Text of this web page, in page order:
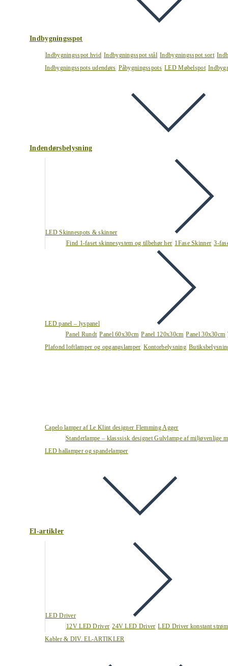
Indbygningsspot
Indbygningsspot hvid Indbygningsspot stål Indbygningsspot sort
Indbygningsspots udendørs Påbygningsspots LED Møbelspot
Indendørsbelysning
LED Skinnespots & skinner
Find 1-faset skinnesystem og tilbehør her 1Fase Skinner 3-
LED panel – lyspanel
Panel Rundt Panel 60x30cm Panel 120x30cm Panel 30x30cm
Plafond loftlamper og opgangslamper Kontorbelysning
Capelo lamper af Le Klint designer Flemming Agger
Standerlampe – klasssisk designet Gulvlampe af miljøvenlige
LED hallamper og spandelamper
El-artikler
LED Driver
12V LED Driver 24V LED Driver LED Driver konstant strøm
Kabler & DIV. EL-ARTIKLER